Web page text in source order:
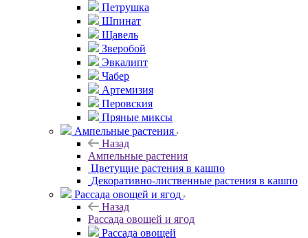
Петрушка
Шпинат
Щавель
Зверобой
Эвкалипт
Чабер
Артемизия
Перовския
Пряные миксы
Ампельные растения
Назад
Ампельные растения
Цветущие растения в кашпо
Декоративно-лиственные растения в кашпо
Рассада овощей и ягод
Назад
Рассада овощей и ягод
Рассада овощей